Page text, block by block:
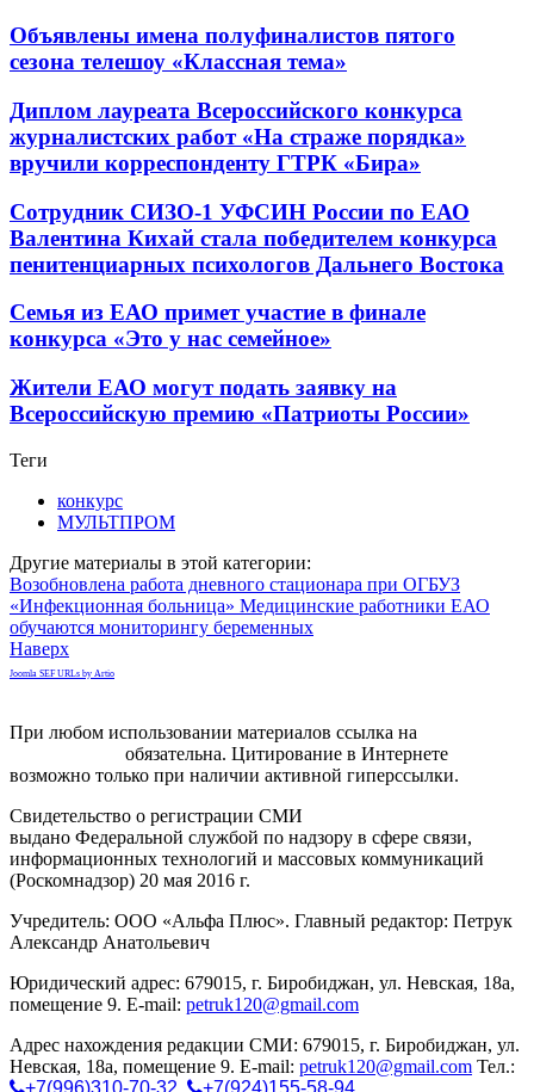
Объявлены имена полуфиналистов пятого
сезона телешоу «Классная тема»
Диплом лауреата Всероссийского конкурса
журналистских работ «На страже порядка»
вручили корреспонденту ГТРК «Бира»
Сотрудник СИЗО-1 УФСИН России по ЕАО
Валентина Кихай стала победителем конкурса
пенитенциарных психологов Дальнего Востока
Семья из ЕАО примет участие в финале
конкурса «Это у нас семейное»
Жители ЕАО могут подать заявку на
Всероссийскую премию «Патриоты России»
Теги
конкурс
МУЛЬТПРОМ
Другие материалы в этой категории:
Возобновлена работа дневного стационара при ОГБУЗ
«Инфекционная больница» Медицинские работники ЕАО
обучаются мониторингу беременных
Наверх
Joomla SEF URLs by Artio
При любом использовании материалов ссылка на
обязательна. Цитирование в Интернете
возможно только при наличии активной гиперссылки.
Свидетельство о регистрации СМИ
выдано Федеральной службой по надзору в сфере связи,
информационных технологий и массовых коммуникаций
(Роскомнадзор) 20 мая 2016 г.
Учредитель: ООО «Альфа Плюс». Главный редактор: Петрук
Александр Анатольевич
Юридический адрес: 679015, г. Биробиджан, ул. Невская, 18а,
помещение 9. E-mail: petruk120@gmail.com
Адрес нахождения редакции СМИ: 679015, г. Биробиджан, ул.
Невская, 18а, помещение 9. E-mail: petruk120@gmail.com Тел.:
+7(996)310-70-32
+7(924)155-58-94